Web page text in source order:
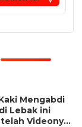
Mengabdi
Lebak ini
Videonya